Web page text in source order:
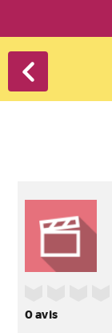
0avis